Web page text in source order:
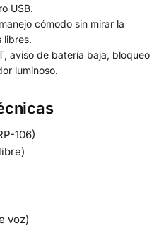
USB.
manejo cómodo sin mirar la
libres.
aviso de batería baja, bloqueo
luminoso.
106)
voz)